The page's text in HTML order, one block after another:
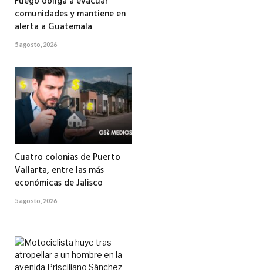
comunidades y mantiene en
alerta a Guatemala
5 agosto, 2026
Cuatro colonias de Puerto
Vallarta, entre las más
económicas de Jalisco
5 agosto, 2026